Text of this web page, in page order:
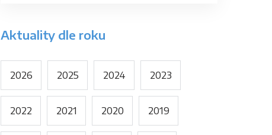
Aktuality dle roku
2026 2025 2024 2023
2022 2021 2020 2019